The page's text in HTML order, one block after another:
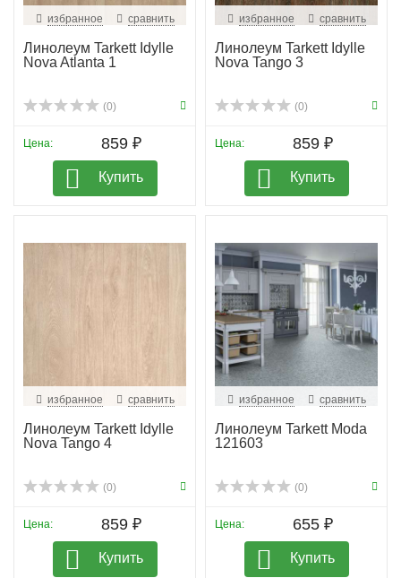
избранное сравнить
Линолеум Tarkett Idylle
Nova Atlanta 1
(0)
Цена: 859 ₽
Купить
избранное сравнить
Линолеум Tarkett Idylle
Nova Tango 3
(0)
Цена: 859 ₽
Купить
избранное сравнить
Линолеум Tarkett Idylle
Nova Tango 4
(0)
Цена: 859 ₽
Купить
избранное сравнить
Линолеум Tarkett Moda
121603
(0)
Цена: 655 ₽
Купить